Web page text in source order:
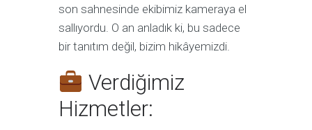
son sahnesinde ekibimiz kameraya el
sallıyordu. O an anladık ki, bu sadece
bir tanıtım değil, bizim hikâyemizdi.
Verdiğimiz
Hizmetler: